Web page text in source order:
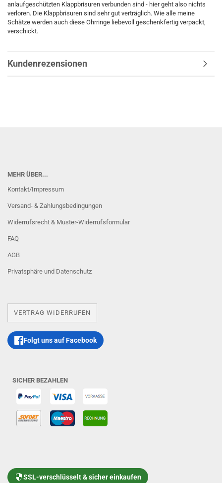
anlaufgeschützten Klappbrisuren verbunden sind - hier geht also nichts
verloren. Die Klappbrisuren sind sehr gut verträglich. Wie alle meine
Schätze werden auch diese Ohrringe liebevoll geschenkfertig verpackt,
verschickt.
Kundenrezensionen
MEHR ÜBER...
Kontakt/Impressum
Versand- & Zahlungsbedingungen
Widerrufsrecht & Muster-Widerrufsformular
FAQ
AGB
Privatsphäre und Datenschutz
VERTRAG WIDERRUFEN
Folgt uns auf Facebook
SICHER BEZAHLEN
SSL-verschlüsselt & sicher einkaufen